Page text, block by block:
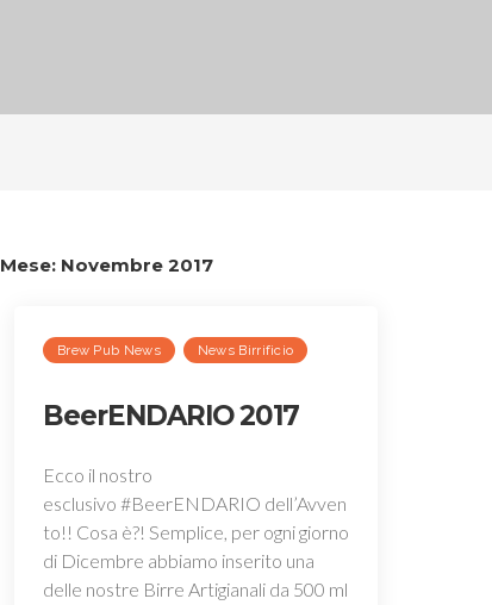
Mese: Novembre 2017
Brew Pub News News Birrificio
BeerENDARIO 2017
Ecco il nostro
esclusivo #BeerENDARIO dell’Avven
to!! Cosa è?! Semplice, per ogni giorno
di Dicembre abbiamo inserito una
delle nostre Birre Artigianali da 500 ml